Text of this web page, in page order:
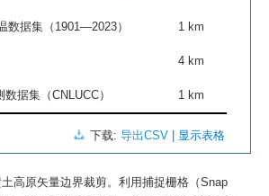
数据集（1901—2023） 1 km
4 km
据集（CNLUCC） 1 km
下载: 导出CSV | 显示表格
高原矢量边界裁剪。利用捕捉栅格（Snap